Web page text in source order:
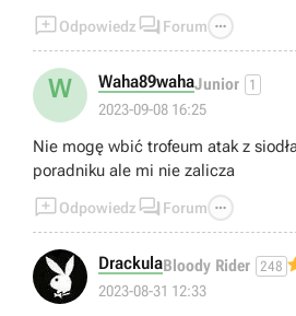
Odpowiedz  Forum 
W Waha89wahaJunior 1
2023-09-08 16:25
Nie mogę wbić trofeum atak z
poradniku ale mi nie zalicza
Odpowiedz  Forum 
DrackulaBloody Rider 248
2023-08-31 12:33